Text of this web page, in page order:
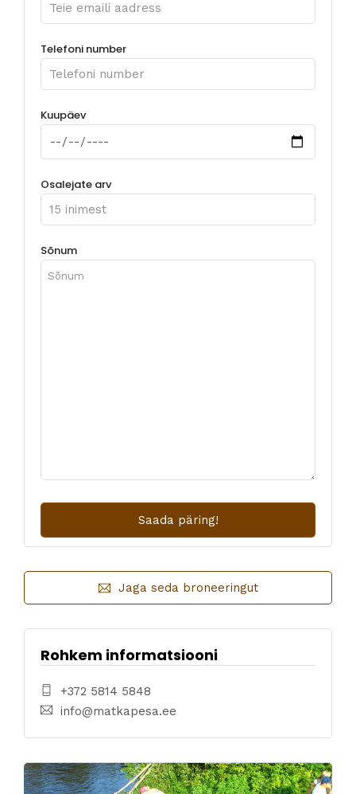
Telefoni number
Kuupäev
Osalejate arv
Sõnum
Jaga seda broneeringut
Rohkem informatsiooni
+372 5814 5848
info@matkapesa.ee